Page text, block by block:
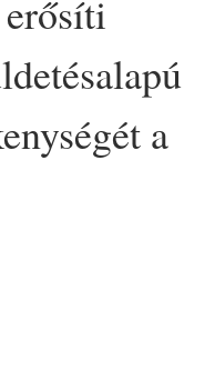
a
civil
nap mint
jóllétéért
két
a